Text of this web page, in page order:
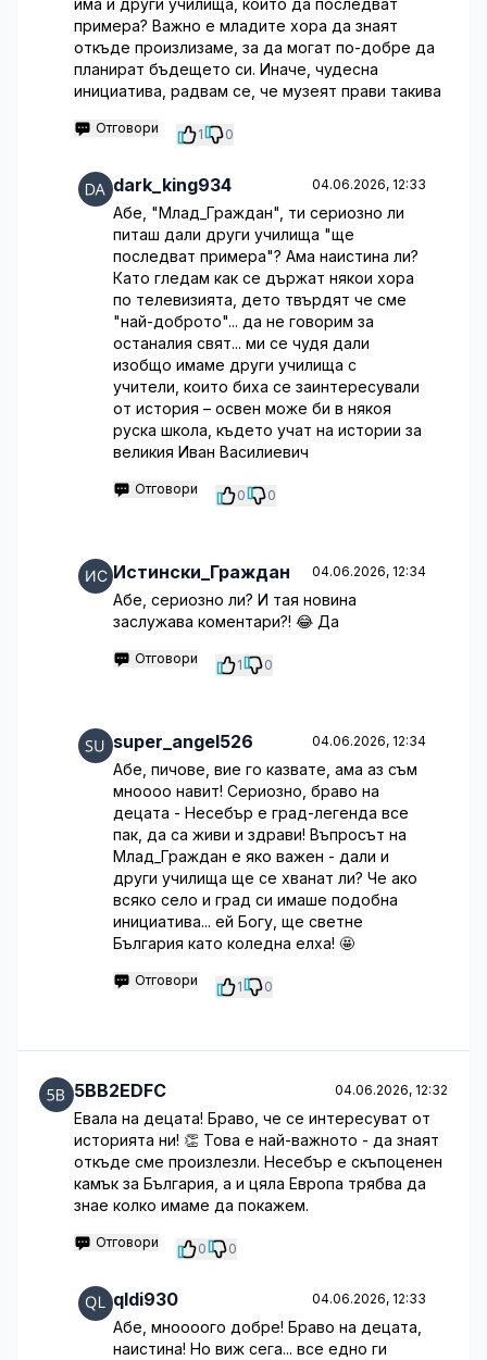
има и други училища, които да последват
примера? Важно е младите хора да знаят
откъде произлизаме, за да могат по-добре да
планират бъдещето си. Иначе, чудесна
инициатива, радвам се, че музеят прави такива
Отговори 1 0
dark_king934 04.06.2026, 12:33
Абе, "Млад_Граждан", ти сериозно ли
питаш дали други училища "ще
последват примера"? Ама наистина ли?
Като гледам как се държат някои хора
по телевизията, дето твърдят че сме
"най-доброто"... да не говорим за
останалия свят... ми се чудя дали
изобщо имаме други училища с
учители, които биха се заинтересували
от история – освен може би в някоя
руска школа, където учат на истории за
великия Иван Василиевич
Отговори 0 0
Истински_Граждан 04.06.2026, 12:34
Абе, сериозно ли? И тая новина
заслужава коментари?! 😂 Да
Отговори 1 0
super_angel526 04.06.2026, 12:34
Абе, пичове, вие го казвате, ама аз съм
мноооо навит! Сериозно, браво на
децата - Несебър е град-легенда все
пак, да са живи и здрави! Въпросът на
Млад_Граждан е яко важен - дали и
други училища ще се хванат ли? Че ако
всяко село и град си имаше подобна
инициатива... ей Богу, ще светне
България като коледна елха! 🤩
Отговори 1 0
5BB2EDFC 04.06.2026, 12:32
Евала на децата! Браво, че се интересуват от
историята ни! 👏 Това е най-важното - да знаят
откъде сме произлезли. Несебър е скъпоценен
камък за България, а и цяла Европа трябва да
знае колко имаме да покажем.
Отговори 0 0
qldi930 04.06.2026, 12:33
Абе, мноооого добре! Браво на децата,
наистина! Но виж сега... все едно ги